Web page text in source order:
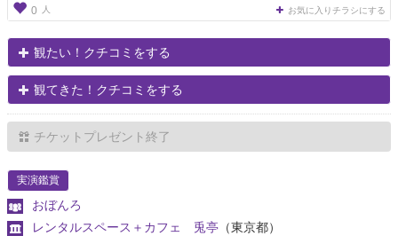
0 人 お気に入りチラシにする
観たい！クチコミをする
観てきた！クチコミをする
チケットプレゼント終了
実演鑑賞
おぼんろ
レンタルスペース＋カフェ 兎亭 （東京都）